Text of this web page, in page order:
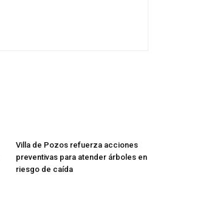
Villa de Pozos refuerza acciones
preventivas para atender árboles en
riesgo de caída